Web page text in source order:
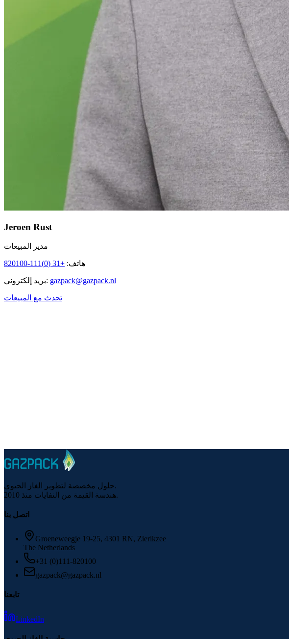
Jeroen Rust
مدير المبيعات
هاتف:
+31 (0)111-820100
بريد إلكتروني: gazpack@gazpack.nl
تحدث مع المبيعات
حلول مخصصة لتطوير الغاز الحيوي.
هندسة القيمة من النفايات منذ 2010.
اتصل بنا
Groeneweegje 19-25, 4301 RN, Zierikzee
The Netherlands
+31 (0)111-820100
gazpack@gazpack.nl
تابعنا
LinkedIn